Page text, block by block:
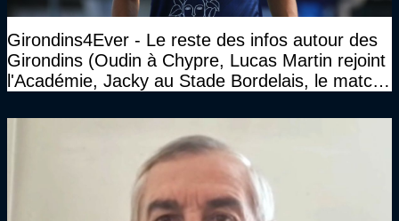
Girondins4Ever - Le reste des infos autour des
Girondins (Oudin à Chypre, Lucas Martin rejoint
l'Académie, Jacky au Stade Bordelais, le match